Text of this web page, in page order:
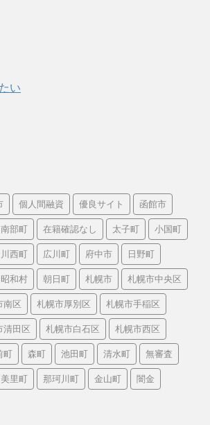
い
個人間融資 優良サイト 函館市
南部町 在籍確認なし 太子町 小国町
川西町 広川町 府中市 日野町
昭和村 朝日町 札幌市 札幌市中央区
南区 札幌市厚別区 札幌市手稲区
清田区 札幌市白石区 札幌市西区
町 森町 池田町 清水町 無審査
美里町 那珂川町 金山町 闇金